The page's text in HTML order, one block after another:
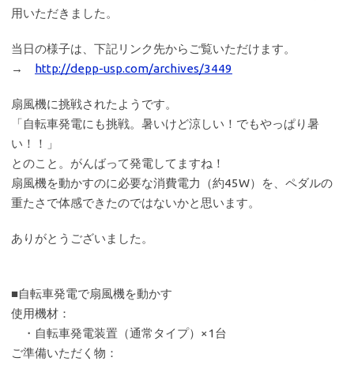
用いただきました。
当日の様子は、下記リンク先からご覧いただけます。
→ http://depp-usp.com/archives/3449
扇風機に挑戦されたようです。
「自転車発電にも挑戦。暑いけど涼しい！でもやっぱり暑
い！！」
とのこと。がんばって発電してますね！
扇風機を動かすのに必要な消費電力（約45W）を、ペダルの
重たさで体感できたのではないかと思います。
ありがとうございました。
■自転車発電で扇風機を動かす
使用機材：
・自転車発電装置（通常タイプ）×1台
ご準備いただく物：